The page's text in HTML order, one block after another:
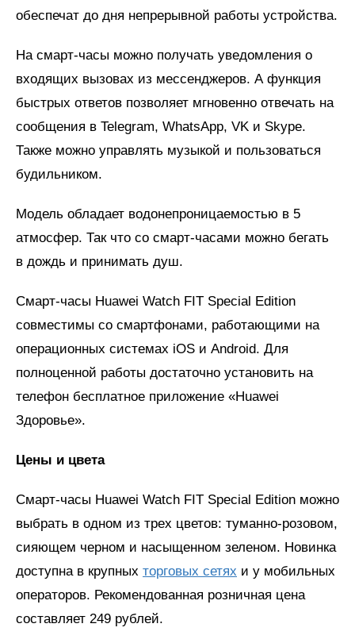
обеспечат до дня непрерывной работы устройства.
На смарт-часы можно получать уведомления о
входящих вызовах из мессенджеров. А функция
быстрых ответов позволяет мгновенно отвечать на
сообщения в Telegram, WhatsApp, VK и Skype.
Также можно управлять музыкой и пользоваться
будильником.
Модель обладает водонепроницаемостью в 5
атмосфер. Так что со смарт-часами можно бегать
в дождь и принимать душ.
Смарт-часы Huawei Watch FIT Special Edition
совместимы со смартфонами, работающими на
операционных системах iOS и Android. Для
полноценной работы достаточно установить на
телефон бесплатное приложение «Huawei
Здоровье».
Цены и цвета
Смарт-часы Huawei Watch FIT Special Edition можно
выбрать в одном из трех цветов: туманно-розовом,
сияющем черном и насыщенном зеленом. Новинка
доступна в крупных торговых сетях и у мобильных
операторов. Рекомендованная розничная цена
составляет 249 рублей.